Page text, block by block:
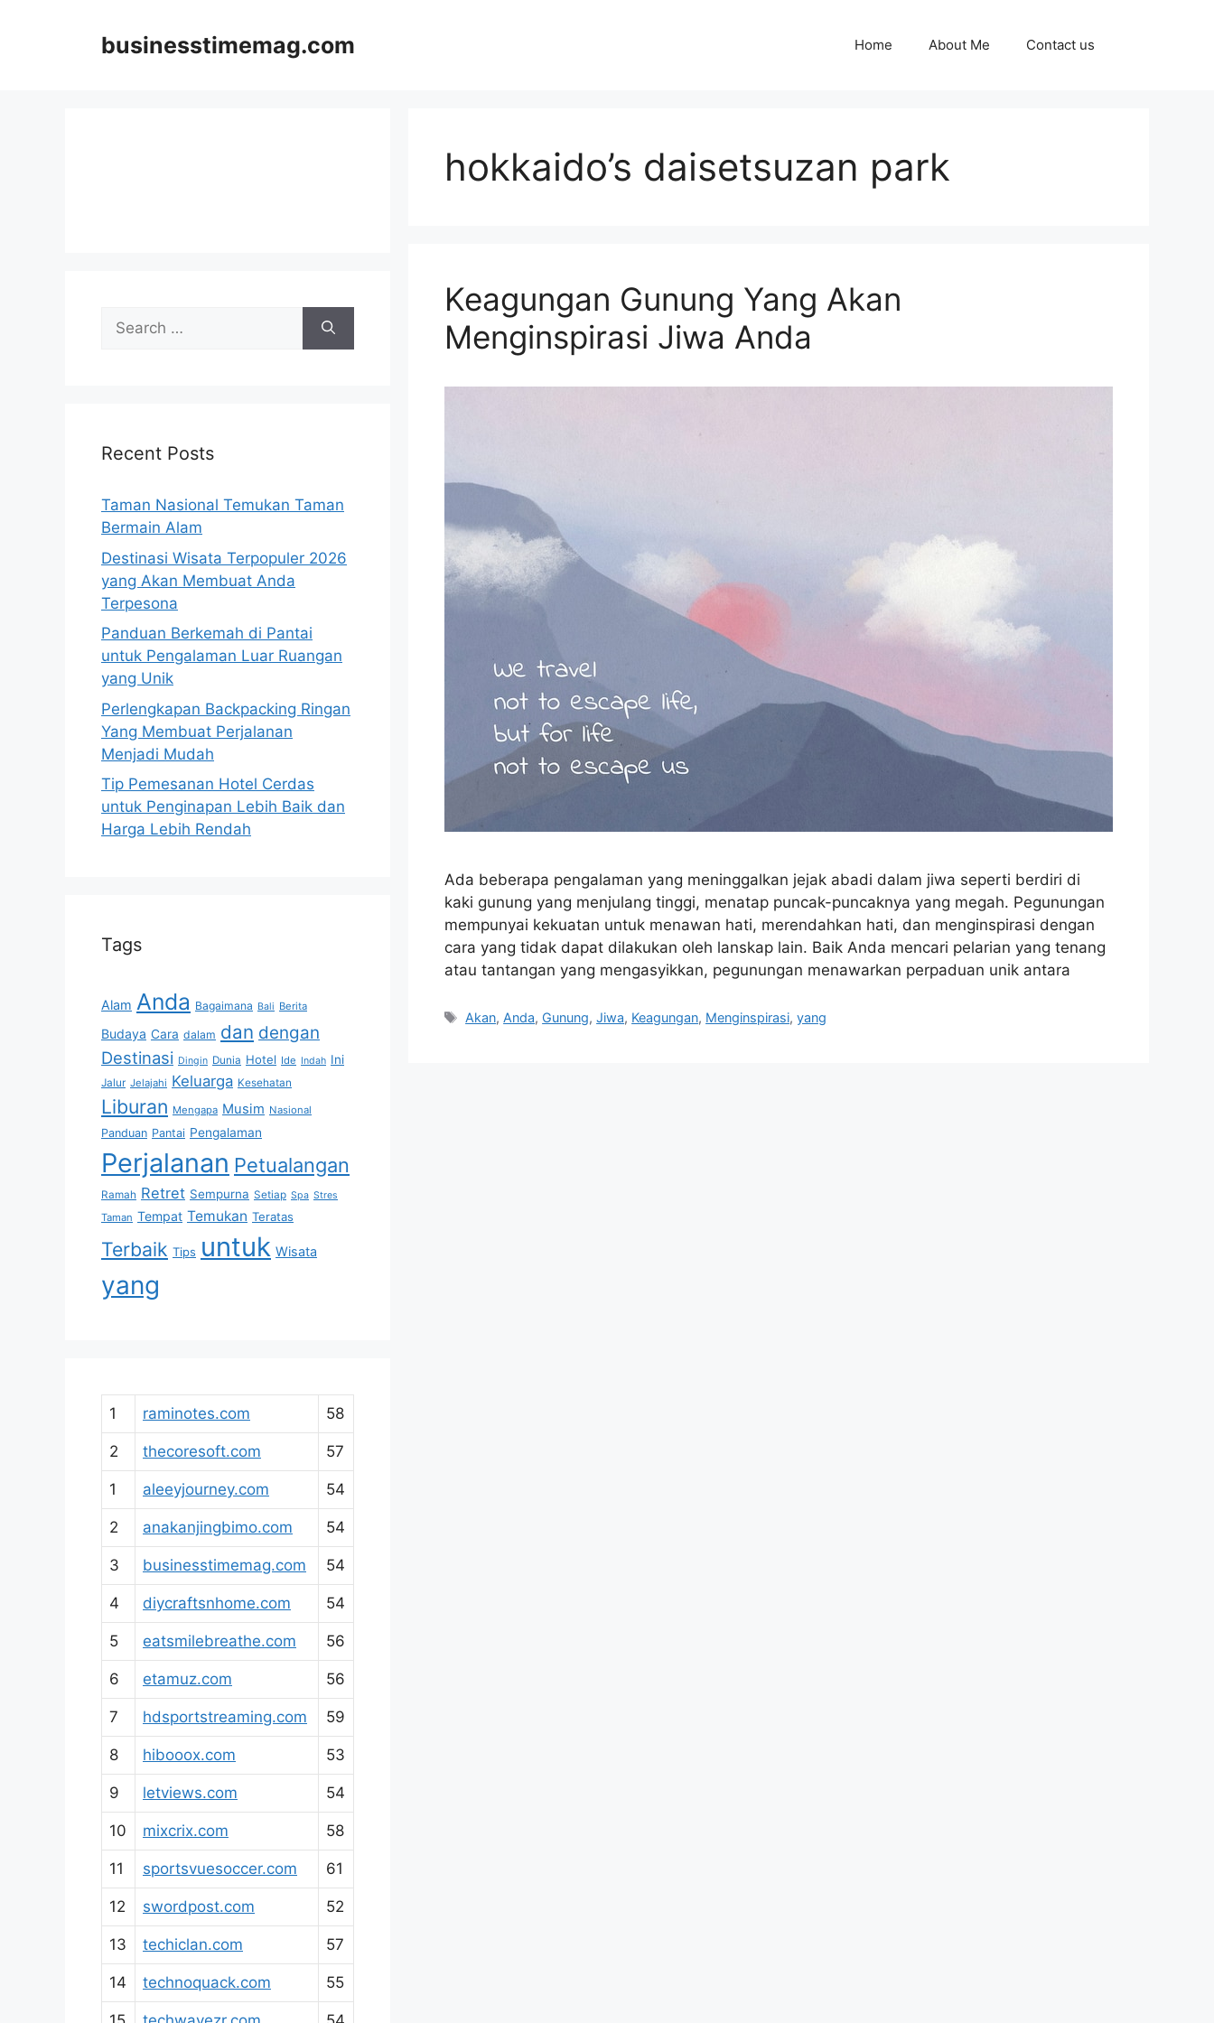
businesstimemag.com Home About Me Contact us
hokkaido’s daisetsuzan park
Keagungan Gunung Yang Akan
Menginspirasi Jiwa Anda
Ada beberapa pengalaman yang meninggalkan jejak abadi dalam jiwa seperti berdiri di
kaki gunung yang menjulang tinggi, menatap puncak-puncaknya yang megah. Pegunungan
mempunyai kekuatan untuk menawan hati, merendahkan hati, dan menginspirasi dengan
cara yang tidak dapat dilakukan oleh lanskap lain. Baik Anda mencari pelarian yang tenang
atau tantangan yang mengasyikkan, pegunungan menawarkan perpaduan unik antara
Tags
Akan, Anda, Gunung,Jiwa, Keagungan, Menginspirasi,yang
Search
for:
Recent Posts
Taman Nasional Temukan Taman
Bermain Alam
Destinasi Wisata Terpopuler 2026
yang Akan Membuat Anda
Terpesona
Panduan Berkemah di Pantai
untuk Pengalaman Luar Ruangan
yang Unik
Perlengkapan Backpacking Ringan
Yang Membuat Perjalanan
Menjadi Mudah
Tip Pemesanan Hotel Cerdas
untuk Penginapan Lebih Baik dan
Harga Lebih Rendah
Tags
Alam Anda Bagaimana Bali Berita
Budaya Cara dalam dan dengan
Destinasi Dingin Dunia Hotel Ide Indah Ini
Jalur Jelajahi Keluarga Kesehatan
Liburan Mengapa Musim Nasional
Panduan Pantai Pengalaman
Perjalanan Petualangan
Ramah Retret Sempurna Setiap Spa Stres
Taman Tempat Temukan Teratas
Terbaik Tips untuk Wisata
yang
1 raminotes.com 58
2 thecoresoft.com 57
1 aleeyjourney.com 54
2 anakanjingbimo.com 54
3 businesstimemag.com 54
4 diycraftsnhome.com 54
5 eatsmilebreathe.com 56
6 etamuz.com 56
7 hdsportstreaming.com 59
8 hibooox.com 53
9 letviews.com 54
10 mixcrix.com 58
11 sportsvuesoccer.com 61
12 swordpost.com 52
13 techiclan.com 57
14 technoquack.com 55